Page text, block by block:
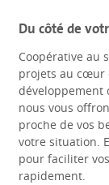
Du côté de
Coopérative au
projets au cœur
développement
nous vous
proche de vos
votre situation.
pour faciliter
rapidement.